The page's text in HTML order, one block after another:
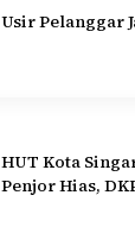
Usir Pelanggar
HUT Kota
Penjor Hias,